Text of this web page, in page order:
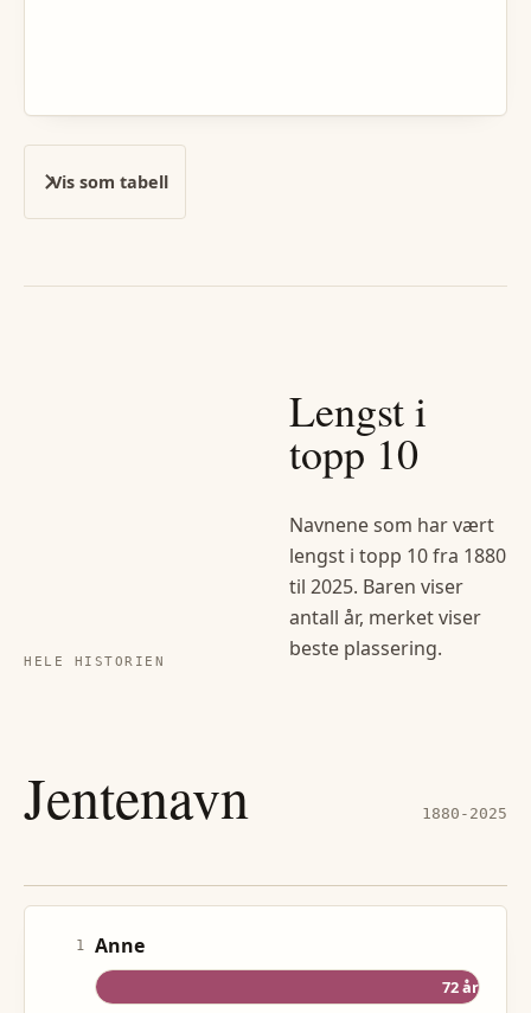
Vis som tabell
HELE HISTORIEN
Lengst i
topp 10
Navnene som har vært
lengst i topp 10 fra 1880
til 2025. Baren viser
antall år, merket viser
beste plassering.
Jentenavn 1880- 2025
1 Anne
72år